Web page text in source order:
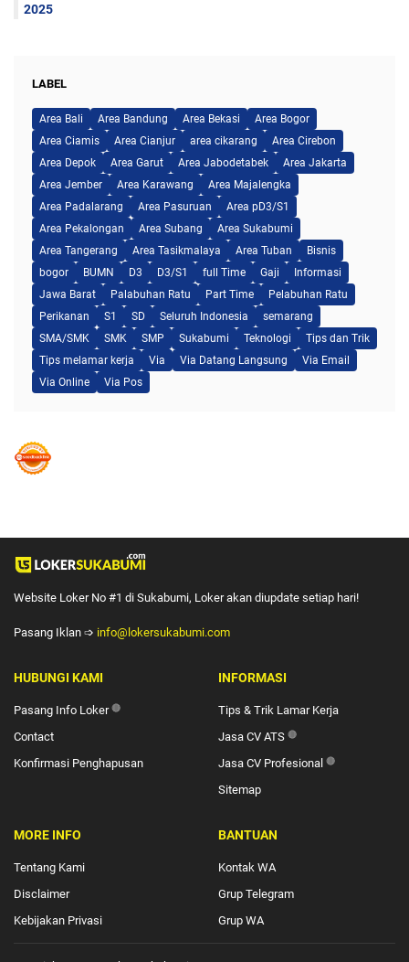
2025
LABEL
Area Bali Area Bandung Area Bekasi
Area Bogor
Area Ciamis
Area Cianjur area cikarang
Area Cirebon
Area Depok
Area Garut Area Jabodetabek
Area Jakarta
Area Jember
Area Karawang
Area Majalengka
Area Padalarang
Area Pasuruan
Area pD3/S1
Area Pekalongan
Area Subang
Area Sukabumi
Area Tangerang
Area Tasikmalaya Area Tuban
Bisnis
bogor
BUMN D3 D3/S1 full Time Gaji
Informasi
Jawa Barat
Palabuhan Ratu Part Time
Pelabuhan Ratu
Perikanan
S1 SD Seluruh Indonesia
semarang
SMA/SMK
SMK SMP Sukabumi Teknologi
Tips dan Trik
Tips melamar kerja
Via Via Datang Langsung
Via Email
Via Online
Via Pos
Website Loker No #1 di Sukabumi, Loker akan diupdate setiap hari!
Pasang Iklan ➩ info@lokersukabumi.com
HUBUNGI KAMI
Pasang Info Loker🔴
Contact
Konfirmasi Penghapusan
INFORMASI
Tips & Trik Lamar Kerja
Jasa CV ATS 🔴
Jasa CV Profesional 🔴
Sitemap
MORE INFO
Tentang Kami
Disclaimer
Kebijakan Privasi
BANTUAN
Kontak WA
Grup Telegram
Grup WA